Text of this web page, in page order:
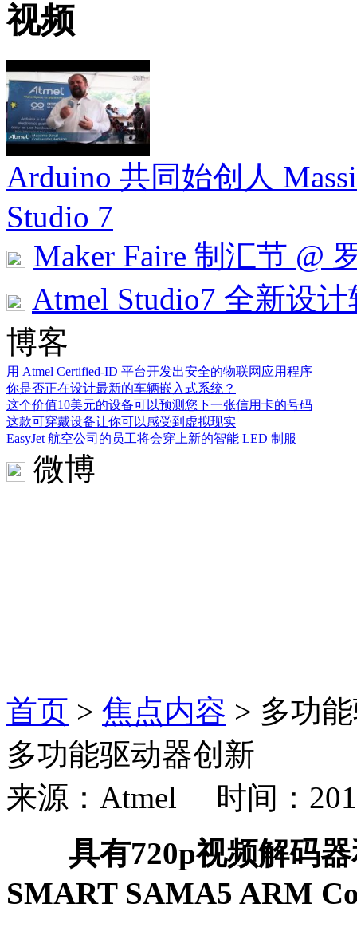
视频
Arduino 共同始创人
Studio 7
Maker Faire 制汇节 @
Atmel Studio7 全新设
博客
用 Atmel Certified-ID 平台开发出安全的物联网应用程序
你是否正在设计最新的车辆嵌入式系统？
这个价值10美元的设备可以预测您下一张信用卡的号码
这款可穿戴设备让你可以感受到虚拟现实
EasyJet 航空公司的员工将会穿上新的智能 LED 制服
微博
首页 > 焦点内容 > 多功
多功能驱动器创新
来源：Atmel 时间：
具有720p视频解码
SMART SAMA5 ARM